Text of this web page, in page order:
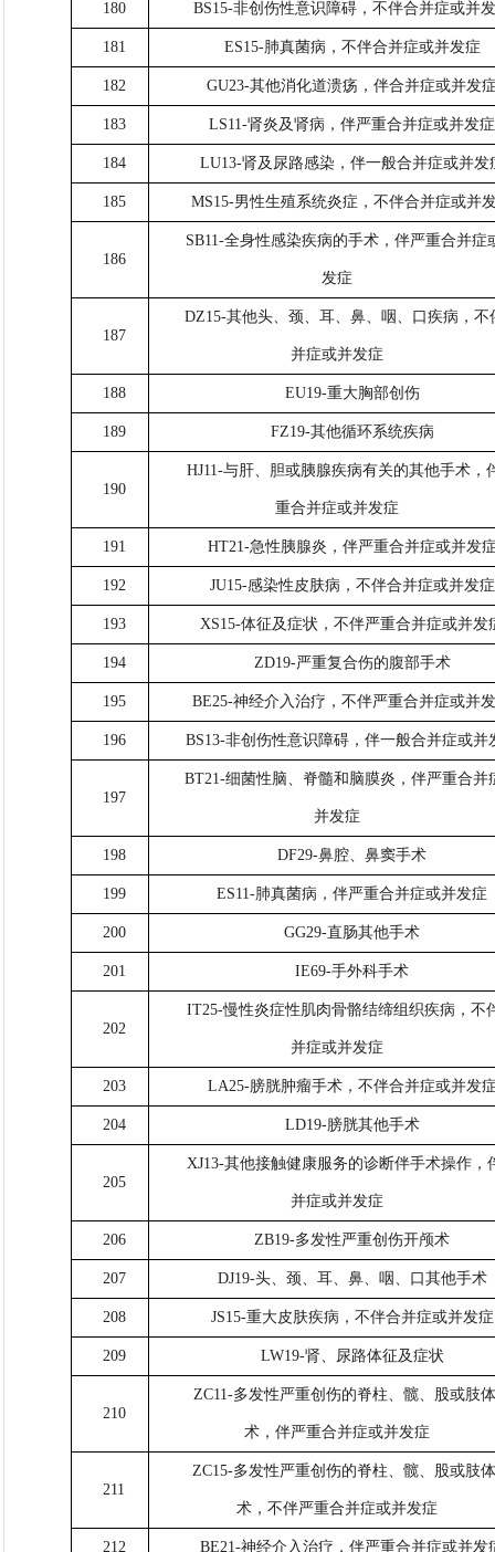
180 BS15-非创伤性意识障碍，不伴合并症或并
181 ES15-肺真菌病，不伴合并症或并发症
182 GU23-其他消化道溃疡，伴合并症或并发
183 LS11-肾炎及肾病，伴严重合并症或并发症
184 LU13-肾及尿路感染，伴一般合并症或并发
185 MS15-男性生殖系统炎症，不伴合并症或并
186
SB11-全身性感染疾病的手术，伴严重合并症
发症
187
DZ15-其他头、颈、耳、鼻、咽、口疾病，不
并症或并发症
188 EU19-重大胸部创伤
189 FZ19-其他循环系统疾病
190
HJ11-与肝、胆或胰腺疾病有关的其他手术，
重合并症或并发症
191 HT21-急性胰腺炎，伴严重合并症或并发
192 JU15-感染性皮肤病，不伴合并症或并发症
193 XS15-体征及症状，不伴严重合并症或并发
194 ZD19-严重复合伤的腹部手术
195 BE25-神经介入治疗，不伴严重合并症或并
196 BS13-非创伤性意识障碍，伴一般合并症或并
197
BT21-细菌性脑、脊髓和脑膜炎，伴严重合并
并发症
198 DF29-鼻腔、鼻窦手术
199 ES11-肺真菌病，伴严重合并症或并发症
200 GG29-直肠其他手术
201 IE69-手外科手术
202
IT25-慢性炎症性肌肉骨骼结缔组织疾病，不
并症或并发症
203 LA25-膀胱肿瘤手术，不伴合并症或并发
204 LD19-膀胱其他手术
205
XJ13-其他接触健康服务的诊断伴手术操作，
并症或并发症
206 ZB19-多发性严重创伤开颅术
207 DJ19-头、颈、耳、鼻、咽、口其他手术
208 JS15-重大皮肤疾病，不伴合并症或并发症
209 LW19-肾、尿路体征及症状
210
ZC11-多发性严重创伤的脊柱、髋、股或肢
术，伴严重合并症或并发症
211
ZC15-多发性严重创伤的脊柱、髋、股或肢
术，不伴严重合并症或并发症
212 BE21-神经介入治疗，伴严重合并症或并发